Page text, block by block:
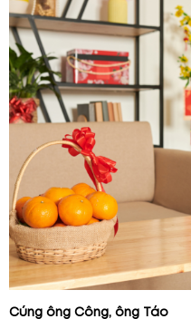
Cúng ông Công, ông Táo